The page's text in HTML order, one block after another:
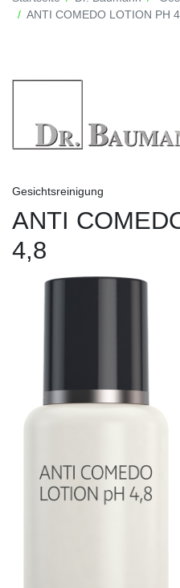
ANTI COMEDO LOTION PH
Gesichtsreinigung
ANTI
4,8